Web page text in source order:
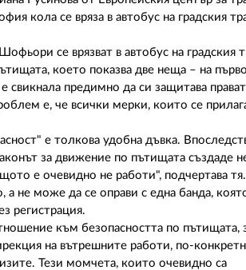
кола се вряза в автобус на градския
се врязват в автобус на градския
което показва две неща – на
свикнала предимно да си защитава
е, че всички мерки, които се
е толкова удобна дъвка.
за движение по пътищата създаде
е очевидно не работи", подчертава тя.
не може да се оправи с една банда,
регистрация.
към безопасността по пътищата,
на вътрешните работи, по-
Тези момчета, които очевидно са